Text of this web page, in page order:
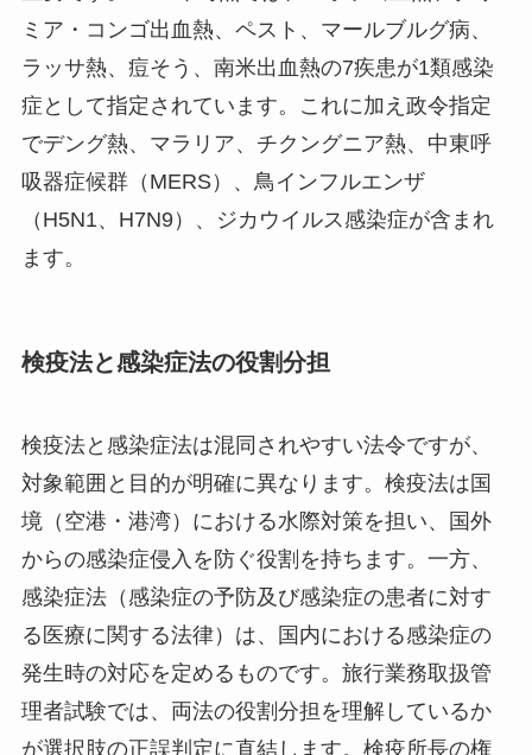
ミア・コンゴ出血熱、ペスト、マールブルグ病、
ラッサ熱、痘そう、南米出血熱の7疾患が1類感染
症として指定されています。これに加え政令指定
でデング熱、マラリア、チクングニア熱、中東呼
吸器症候群（MERS）、鳥インフルエンザ
（H5N1、H7N9）、ジカウイルス感染症が含まれ
ます。
検疫法と感染症法の役割分担
検疫法と感染症法は混同されやすい法令ですが、
対象範囲と目的が明確に異なります。検疫法は国
境（空港・港湾）における水際対策を担い、国外
からの感染症侵入を防ぐ役割を持ちます。一方、
感染症法（感染症の予防及び感染症の患者に対す
る医療に関する法律）は、国内における感染症の
発生時の対応を定めるものです。旅行業務取扱管
理者試験では、両法の役割分担を理解しているか
が選択肢の正誤判定に直結します。検疫所長の権